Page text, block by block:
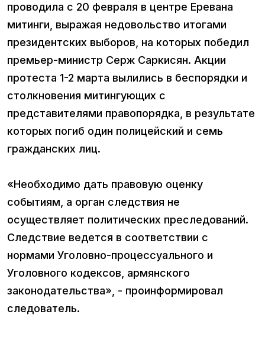
проводила с 20 февраля в центре Еревана
митинги, выражая недовольство итогами
президентских выборов, на которых победил
премьер-министр Серж Саркисян. Акции
протеста 1-2 марта вылились в беспорядки и
столкновения митингующих с
представителями правопорядка, в результате
которых погиб один полицейский и семь
гражданских лиц.
«Необходимо дать правовую оценку
событиям, а орган следствия не
осуществляет политических преследований.
Следствие ведется в соответствии с
нормами Уголовно-процессуального и
Уголовного кодексов, армянского
законодательства», - проинформировал
следователь.